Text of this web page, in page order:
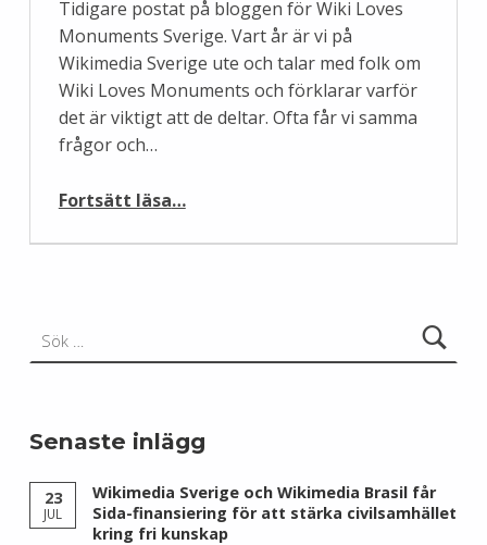
Tidigare postat på bloggen för Wiki Loves
Monuments Sverige. Vart år är vi på
Wikimedia Sverige ute och talar med folk om
Wiki Loves Monuments och förklarar varför
det är viktigt att de deltar. Ofta får vi samma
frågor och…
Fortsätt läsa“Varför behövs just dina bilder i Wiki Loves Monuments?”
…
Senaste inlägg
23
JUL
Wikimedia Sverige och Wikimedia Brasil får
Sida-finansiering för att stärka civilsamhället
kring fri kunskap